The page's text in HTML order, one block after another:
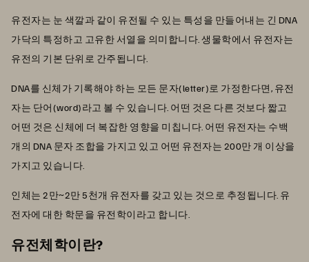
유전자는 눈 색깔과 같이 유전될 수 있는 특성을 만들어내는 긴 DNA
가닥의 특정하고 고유한 서열을 의미합니다. 생물학에서 유전자는
유전의 기본 단위로 간주됩니다.
DNA를 신체가 기록해야 하는 모든 문자(letter)로 가정한다면, 유전
자는 단어(word)라고 볼 수 있습니다. 어떤 것은 다른 것보다 짧고
어떤 것은 신체에 더 복잡한 영향을 미칩니다. 어떤 유전자는 수백
개의 DNA 문자 조합을 가지고 있고 어떤 유전자는 200만 개 이상을
가지고 있습니다.
인체는 2만~2만 5천개 유전자를 갖고 있는 것으로 추정됩니다. 유
전자에 대한 학문을 유전학이라고 합니다.
유전체학이란?